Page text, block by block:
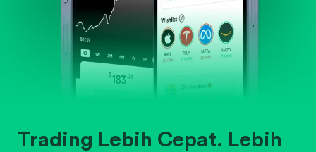
Trading Lebih Cepat. Lebih